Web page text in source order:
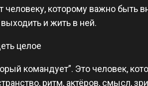
человеку, которому важно быть
и жить в ней.
целое
командует”. Это человек,
ритм, актёров, смысл,